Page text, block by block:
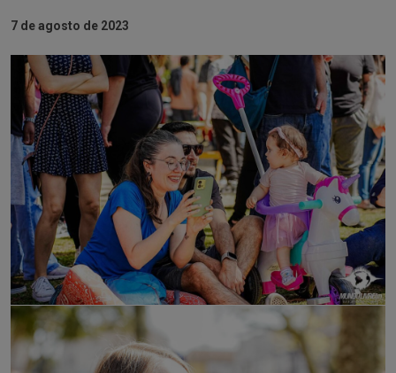
7 de agosto de 2023